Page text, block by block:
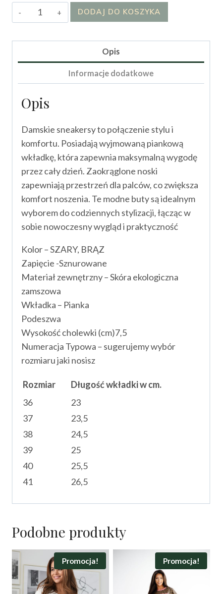
ilość
Buty
DODAJ DO KOSZYKA
Opis
Informacje dodatkowe
Opis
Damskie sneakersy to połączenie stylu i
komfortu. Posiadają wyjmowaną piankową
wkładkę, która zapewnia maksymalną wygodę
przez cały dzień. Zaokrąglone noski
zapewniają przestrzeń dla palców, co zwiększa
komfort noszenia. Te modne buty są idealnym
wyborem do codziennych stylizacji, łącząc w
sobie nowoczesny wygląd i praktyczność
Kolor – SZARY, BRĄZ
Zapięcie -Sznurowane
Materiał zewnętrzny – Skóra ekologiczna
zamszowa
Wkładka – Pianka
Podeszwa
Wysokość cholewki (cm)7,5
Numeracja Typowa – sugerujemy wybór
rozmiaru jaki nosisz
Rozmiar
Długość wkładki w cm.
36
23
37
23,5
38
24,5
39
25
40
25,5
41
26,5
Podobne produkty
Promocja! Promocja!